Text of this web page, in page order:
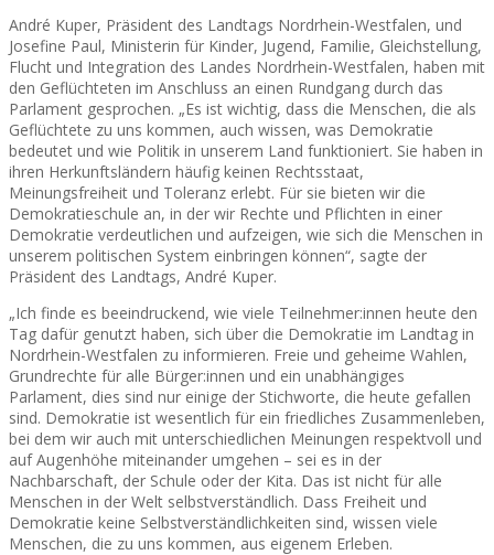
André Kuper, Präsident des Landtags Nordrhein-Westfalen, und
Josefine Paul, Ministerin für Kinder, Jugend, Familie, Gleichstellung,
Flucht und Integration des Landes Nordrhein-Westfalen, haben mit
den Geflüchteten im Anschluss an einen Rundgang durch das
Parlament gesprochen. „Es ist wichtig, dass die Menschen, die als
Geflüchtete zu uns kommen, auch wissen, was Demokratie
bedeutet und wie Politik in unserem Land funktioniert. Sie haben in
ihren Herkunftsländern häufig keinen Rechtsstaat,
Meinungsfreiheit und Toleranz erlebt. Für sie bieten wir die
Demokratieschule an, in der wir Rechte und Pflichten in einer
Demokratie verdeutlichen und aufzeigen, wie sich die Menschen in
unserem politischen System einbringen können“, sagte der
Präsident des Landtags, André Kuper.
„Ich finde es beeindruckend, wie viele Teilnehmer:innen heute den
Tag dafür genutzt haben, sich über die Demokratie im Landtag in
Nordrhein-Westfalen zu informieren. Freie und geheime Wahlen,
Grundrechte für alle Bürger:innen und ein unabhängiges
Parlament, dies sind nur einige der Stichworte, die heute gefallen
sind. Demokratie ist wesentlich für ein friedliches Zusammenleben,
bei dem wir auch mit unterschiedlichen Meinungen respektvoll und
auf Augenhöhe miteinander umgehen – sei es in der
Nachbarschaft, der Schule oder der Kita. Das ist nicht für alle
Menschen in der Welt selbstverständlich. Dass Freiheit und
Demokratie keine Selbstverständlichkeiten sind, wissen viele
Menschen, die zu uns kommen, aus eigenem Erleben.